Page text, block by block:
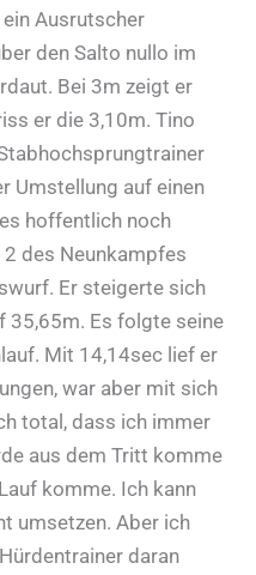
Ausrutscher
den Salto nullo im
Bei 3m zeigt er
er die 3,10m. Tino
Umstellung auf einen
hoffentlich noch
2 des Neunkampfes
Er steigerte sich
35,65m. Es folgte seine
Mit 14,14sec lief er
war aber mit sich
total, dass ich immer
aus dem Tritt komme
komme. Ich kann
umsetzen. Aber ich
daran